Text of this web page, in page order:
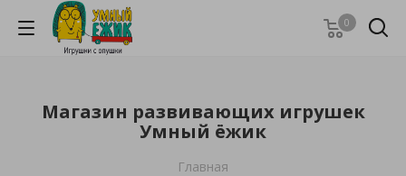
0
Магазин развивающих игрушек
Умный ёжик
Главная